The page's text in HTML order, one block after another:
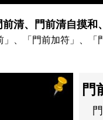
清、門前清自摸和
」、「門前加符」、
門
門